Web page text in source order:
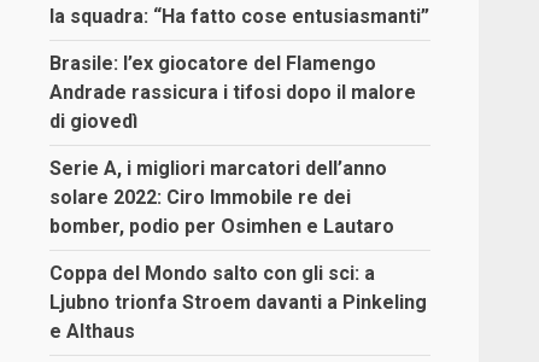
la squadra: “Ha fatto cose entusiasmanti”
Brasile: l’ex giocatore del Flamengo
Andrade rassicura i tifosi dopo il malore
di giovedì
Serie A, i migliori marcatori dell’anno
solare 2022: Ciro Immobile re dei
bomber, podio per Osimhen e Lautaro
Coppa del Mondo salto con gli sci: a
Ljubno trionfa Stroem davanti a Pinkeling
e Althaus